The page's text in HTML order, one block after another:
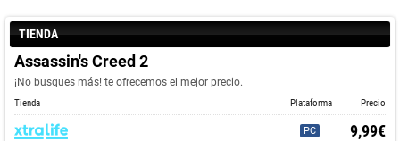
TIENDA
Assassin's Creed 2
¡No busques más! te ofrecemos el mejor precio.
Tienda Plataforma Precio
PC 9,99€